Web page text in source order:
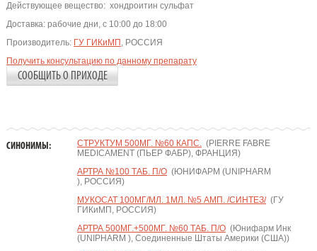
Действующее вещество: хондроитин сульфат
Доставка: рабочие дни, с 10:00 до 18:00
Производитель: ГУ ГИКиМП , РОССИЯ
Получить консультацию по данному препарату
СООБЩИТЬ О ПРИХОДЕ
СИНОНИМЫ: СТРУКТУМ 500МГ. №60 КАПС.(PIERRE FABRE
MEDICAMENT (ПЬЕР ФАБР), ФРАНЦИЯ)
АРТРА №100 ТАБ. П/О(ЮНИФАРМ (UNIPHARM
), РОССИЯ)
МУКОСАТ 100МГ/МЛ. 1МЛ. №5 АМП. /СИНТЕЗ/(ГУ
ГИКиМП, РОССИЯ)
АРТРА 500МГ.+500МГ. №60 ТАБ. П/О(Юнифарм Инк
(UNIPHARM ), Соединенные Штаты Америки (США))